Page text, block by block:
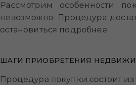
Рассмотрим особенности
невозможно. Процедура
остановиться подробнее.
ШАГИ ПРИОБРЕТЕНИЯ
Процедура покупки состоит из